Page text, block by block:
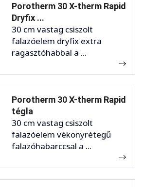
Porotherm 30 X-therm Rapid
Dryfix ...
30 cm vastag csiszolt
falazóelem dryfix extra
ragasztóhabbal a ...
Porotherm 30 X-therm Rapid
tégla
30 cm vastag csiszolt
falazóelem vékonyrétegű
falazóhabarccsal a ...